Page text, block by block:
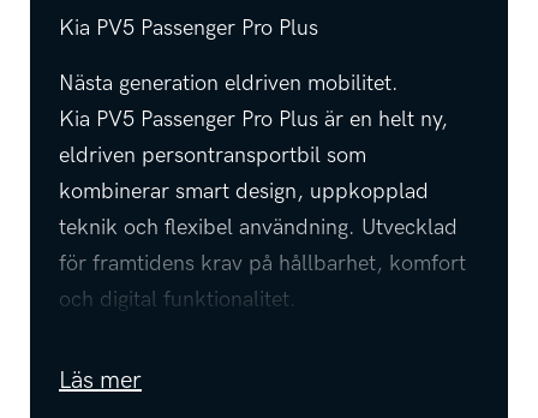
Kia PV5 Passenger Pro Plus
Nästa generation eldriven mobilitet.
Kia PV5 Passenger Pro Plus är en helt ny,
eldriven persontransportbil som
kombinerar smart design, uppkopplad
teknik och flexibel användning. Utvecklad
för framtidens krav på hållbarhet, komfort
och digital funktionalitet.
Läs mer